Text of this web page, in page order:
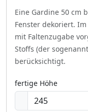
Eine Gardine 50 cm
Fenster dekoriert. Im
mit Faltenzugabe
Stoffs (der
berücksichtigt.
fertige Höhe